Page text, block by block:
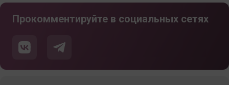
Прокомментируйте в социальных сетях